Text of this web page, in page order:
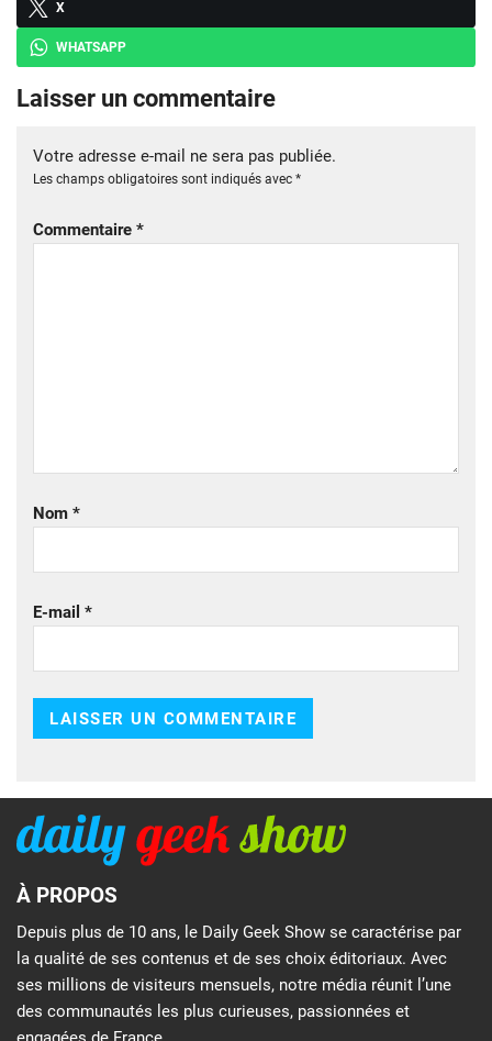
X
WHATSAPP
Laisser un commentaire
Votre adresse e-mail ne sera pas publiée.
Les champs obligatoires sont indiqués avec *
Commentaire *
Nom *
E-mail *
À PROPOS
Depuis plus de 10 ans, le Daily Geek Show se caractérise par
la qualité de ses contenus et de ses choix éditoriaux. Avec
ses millions de visiteurs mensuels, notre média réunit l’une
des communautés les plus curieuses, passionnées et